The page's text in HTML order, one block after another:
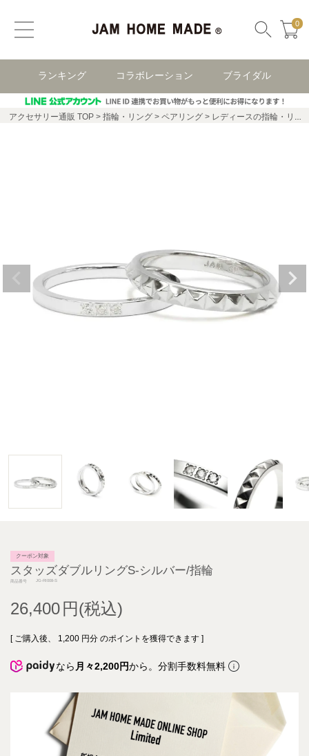
0
ランキング コラボレーション ブライダル
アクセサリー通販 TOP 指輪・リング ペアリング レディースの指輪・リング
クーポン対象
スタッズダブルリングS-シルバー/指輪
商品番号 JG-RI008-S
26,400
[ ご購入後、 1,200 円分 のポイントを獲得できます ]
なら 月々2,200円から。分割手数料無料